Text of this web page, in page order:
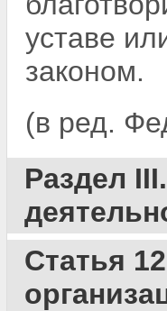
уставе
законом.
(в ред.
Раздел
Статья